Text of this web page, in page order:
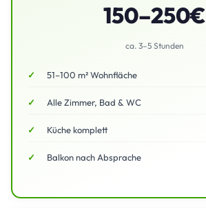
150–250€
ca. 3–5 Stunden
51–100 m² Wohnfläche
Alle Zimmer, Bad & WC
Küche komplett
Balkon nach Absprache